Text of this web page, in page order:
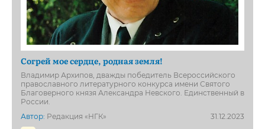
Согрей мое сердце, родная земля!
Владимир Архипов, дважды победитель Всероссийского
православного литературного конкурса имени Святого
Благоверного князя Александра Невского. Единственный в
России.
Автор: Редакция «НГК»
31.12.2023